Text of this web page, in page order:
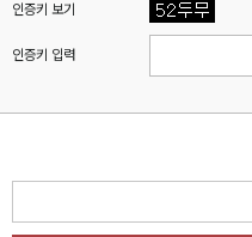
인증키 보기
인증키 입력